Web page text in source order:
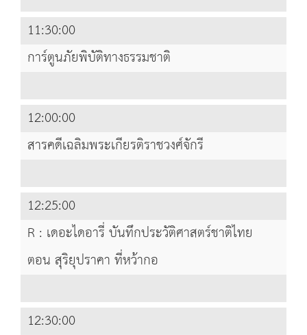
11:30:00
การ์ตูนภัยพิบัติทางธรรมชาติ
12:00:00
สารคดีเฉลิมพระเกียรติราชวงศ์จักรี
12:25:00
R : เดอะไดอารี่ บันทึกประวัติศาสตร์ชาติไทย
ตอน สุริยุปราคา ที่หว้ากอ
12:30:00